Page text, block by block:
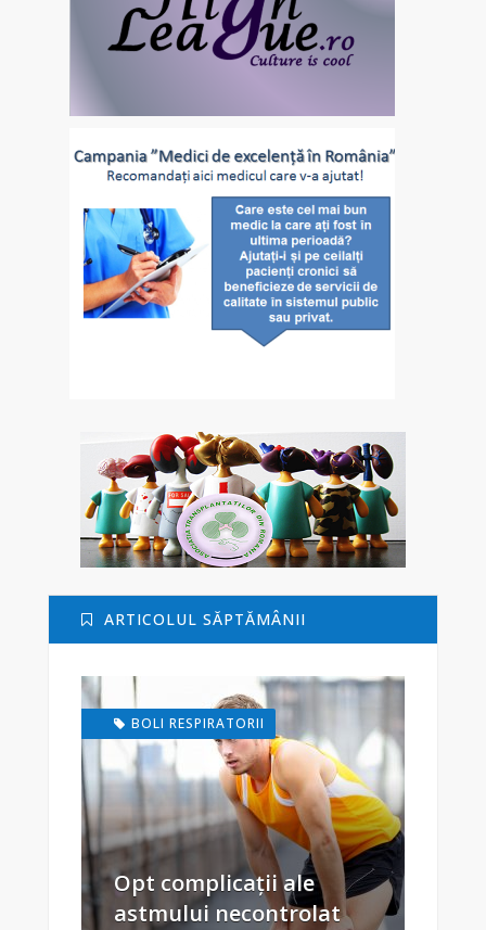
ARTICOLUL SĂPTĂMÂNII
BOLI RESPIRATORII
Opt complicații ale
astmului necontrolat